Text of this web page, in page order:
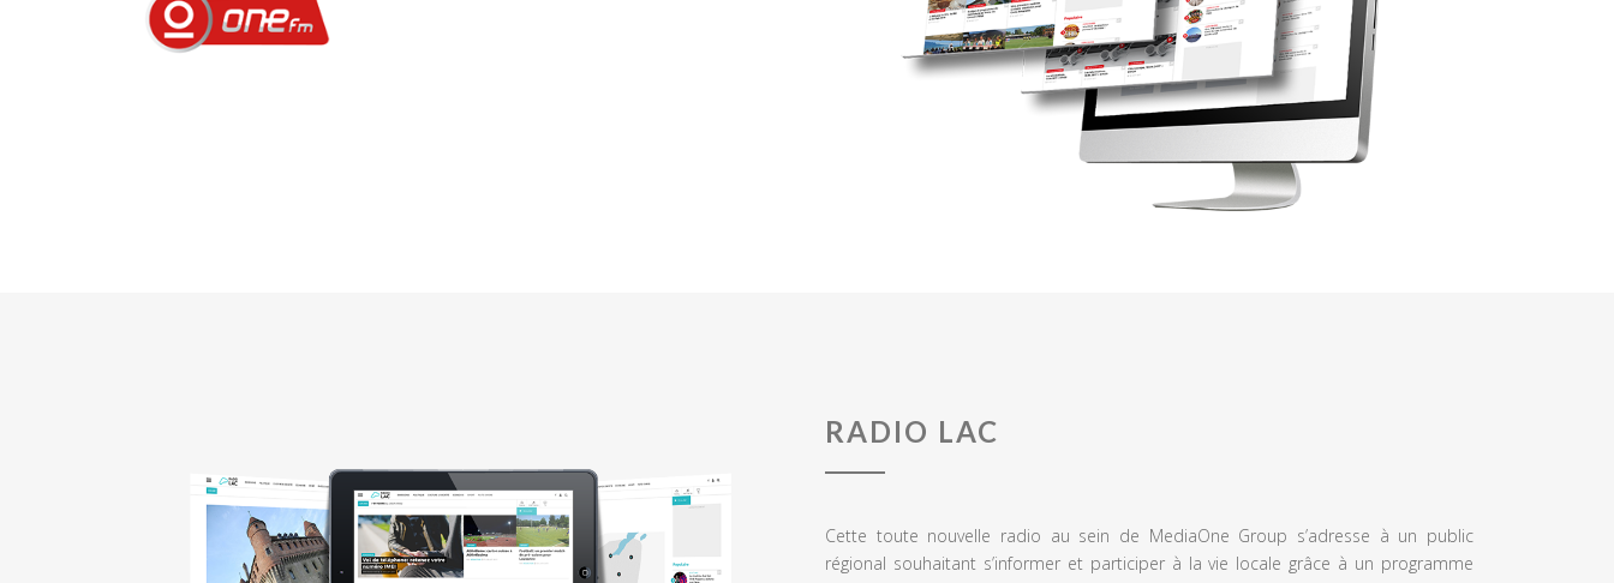
RADIO LAC
Cette toute nouvelle radio au sein de MediaOne Group s’adresse à un public
régional souhaitant s’informer et participer à la vie locale grâce à un programme